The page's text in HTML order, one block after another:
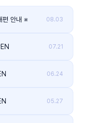
편 안내 ※ 08.03
07.21
06.24
05.27